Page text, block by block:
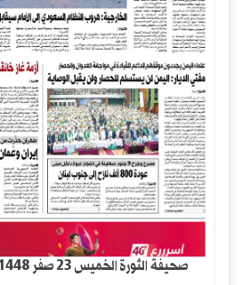
صحيفة الثورة الخميس 23 صفر 1448- 6 اغسطس 2026